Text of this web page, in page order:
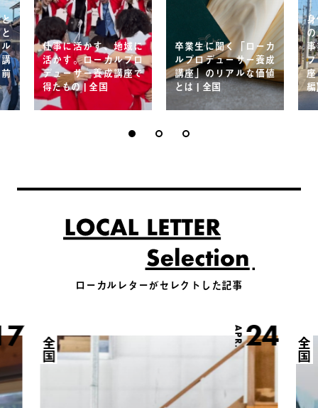
仕事に活かす、地域に
活かす。ローカルプロ
デューサー養成講座で
得たもの | 全国
卒業生に聞く「ローカ
ルプロデューサー養成
講座」のリアルな価値
とは | 全国
ローカルレターがセレクトした記事
APR.24
全国 全国